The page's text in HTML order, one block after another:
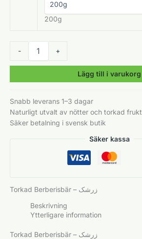
200g
-
Berberisbär
زرشک
+
Lägg till i varukorg
Snabb leverans 1–3 dagar
Naturligt utvalt av nötter och torkad frukt
Säker betalning i svensk butik
Säker kassa
Torkad Berberisbär – زرشک
Beskrivning
Ytterligare information
Torkad Berberisbär – زرشک